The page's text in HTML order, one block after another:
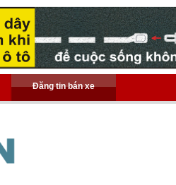
Đăng tin bán xe